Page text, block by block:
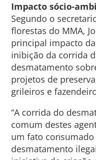
Impacto sócio-
Segundo o
florestas do MMA,
principal impacto
inibição da corrida
desmatamento
projetos de
grileiros e
“A corrida do
comum destes
um fato
desmatamento